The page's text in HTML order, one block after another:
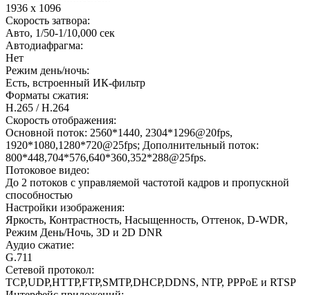
1936 x 1096
Скорость затвора:
Авто, 1/50-1/10,000 сек
Автодиафрагма:
Нет
Режим день/ночь:
Есть, встроенный ИК-фильтр
Форматы сжатия:
H.265 / H.264
Скорость отображения:
Основной поток: 2560*1440, 2304*1296@20fps,
1920*1080,1280*720@25fps; Дополнительный поток:
800*448,704*576,640*360,352*288@25fps.
Потоковое видео:
До 2 потоков с управляемой частотой кадров и пропускной
способностью
Настройки изображения:
Яркость, Контрастность, Насыщенность, Оттенок, D-WDR,
Режим День/Ночь, 3D и 2D DNR
Аудио сжатие:
G.711
Сетевой протокол:
TCP,UDP,HTTP,FTP,SMTP,DHCP,DDNS, NTP, PPPoE и RTSP